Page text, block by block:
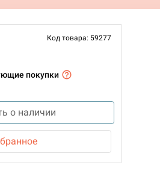
Код товара: 59277
покупки
о наличии